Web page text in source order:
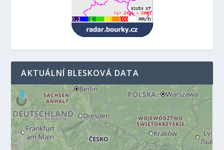
AKTUÁLNÍ BLESKOVÁ DATA